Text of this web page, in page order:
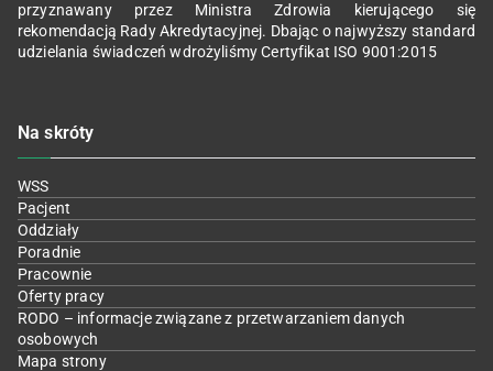
przyznawany przez Ministra Zdrowia kierującego się
rekomendacją Rady Akredytacyjnej. Dbając o najwyższy standard
udzielania świadczeń wdrożyliśmy Certyfikat ISO 9001:2015
Na skróty
WSS
Pacjent
Oddziały
Poradnie
Pracownie
Oferty pracy
RODO – informacje związane z przetwarzaniem danych
osobowych
Mapa strony